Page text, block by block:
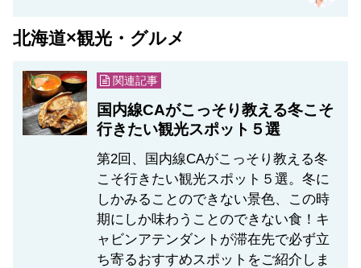
北海道×観光・グルメ
関連記事
国内線CAがこっそり教える冬こそ
行きたい観光スポット５選
第2回、国内線CAがこっそり教える冬
こそ行きたい観光スポット５選。冬に
しかみることのできない景色、この時
期にしか味わうことのできない食！キ
ャビンアテンダントが滞在先で必ず立
ち寄るおすすめスポットをご紹介しま